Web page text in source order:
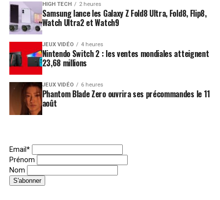
HIGH TECH 2 heures
Samsung lance les Galaxy Z Fold8 Ultra, Fold8, Flip8,
Watch Ultra2 et Watch9
JEUX VIDÉO 4 heures
Nintendo Switch 2 : les ventes mondiales atteignent
23,68 millions
JEUX VIDÉO 6 heures
Phantom Blade Zero ouvrira ses précommandes le 11
août
Email*
Prénom
Nom